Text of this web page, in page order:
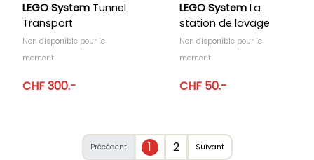
LEGO System Tunnel
Transport
Non disponible pour le
moment
CHF 300.-
LEGO System La
station de lavage
shell
Non disponible pour le
moment
CHF 50.-
Précédent 1 2 Suivant